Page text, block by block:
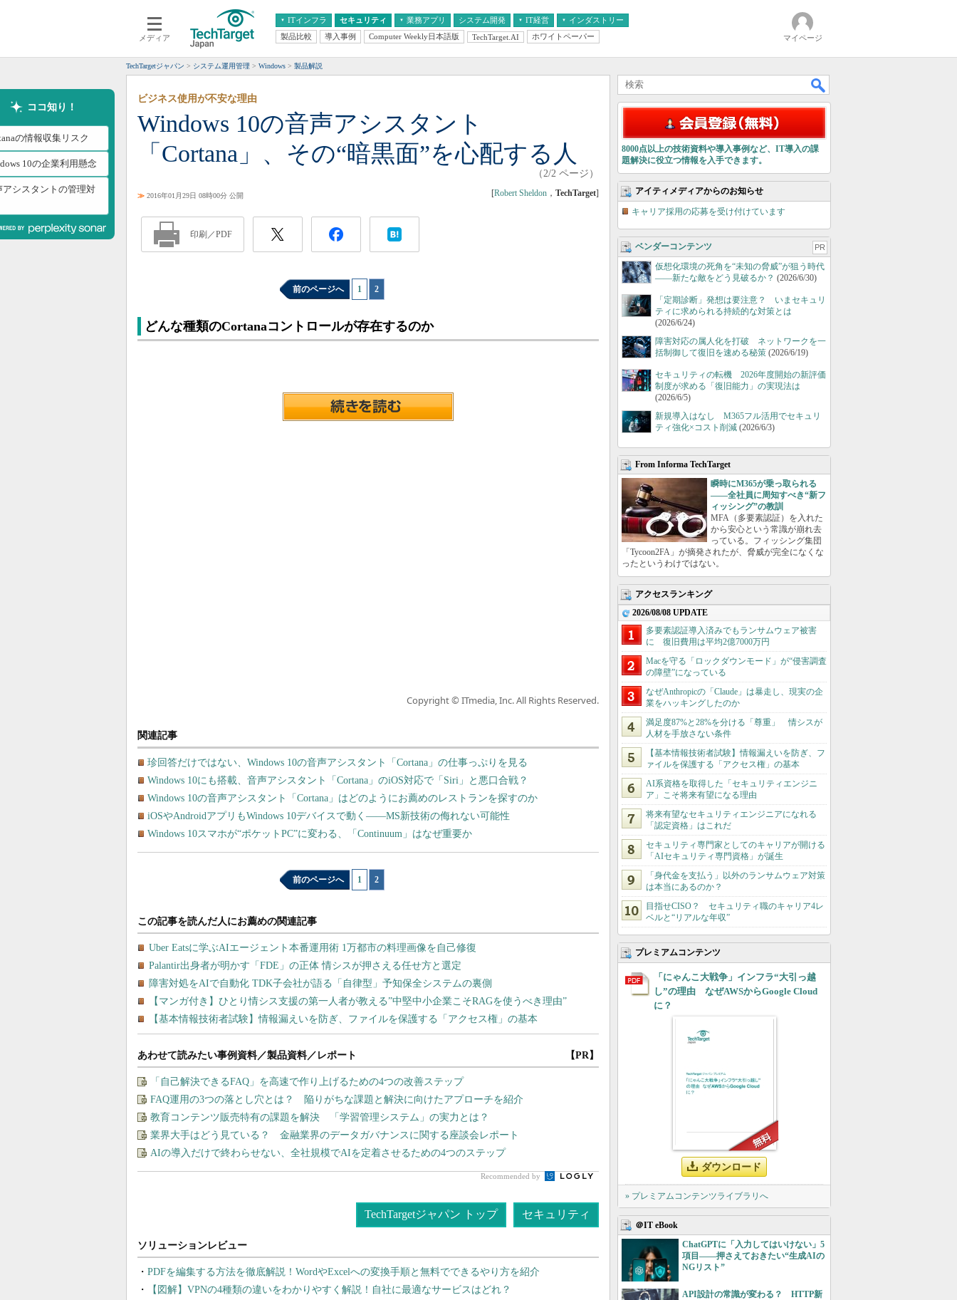
メディア
ITインフラ
クラウド
スマートモバイル
ネットワーク
システム運用管理
セキュリティ 業務アプリ
エンタープライズAI
ERP
情報系システム
システム開発 IT経営
経営とIT
インダストリー
医療IT
製品比較 導入事例 Computer Weekly日本語版 TechTarget.AI ホワイトペーパー マイページ
TechTargetジャパン システム運用管理 Windows 製品解説
ココ知り！
の情報収集リスク
10の企業利用懸念
アシスタントの管理対
Windows 10の音声アシスタント
「Cortana」、その“暗黒面”を心配する人
ビジネス使用が不安な理由
（2/2 ページ）
≫ 2016年01月29日 08時00分 公開 [Robert Sheldon ， TechTarget]
印刷／PDF
前のページへ 1 2
どんな種類のCortanaコントロールが存在するのか
Copyright © ITmedia, Inc. All Rights Reserved.
関連記事
珍回答だけではない、Windows 10の音声アシスタント「Cortana」の仕事っぷりを見る
Windows 10にも搭載、音声アシスタント「Cortana」のiOS対応で「Siri」と悪口合戦？
Windows 10の音声アシスタント「Cortana」はどのようにお薦めのレストランを探すのか
iOSやAndroidアプリもWindows 10デバイスで動く――MS新技術の侮れない可能性
Windows 10スマホが“ポケットPC”に変わる、「Continuum」はなぜ重要か
前のページへ 1 2
あわせて読みたい事例資料／製品資料／レポート 【PR】
「自己解決できるFAQ」を高速で作り上げるための4つの改善ステップ
FAQ運用の3つの落とし穴とは？ 陥りがちな課題と解決に向けたアプローチを紹介
教育コンテンツ販売特有の課題を解決 「学習管理システム」の実力とは？
業界大手はどう見ている？ 金融業界のデータガバナンスに関する座談会レポート
AIの導入だけで終わらせない、全社規模でAIを定着させるための4つのステップ
Recommended by
TechTargetジャパン トップ セキュリティ
PDFを編集する方法を徹底解説！WordやExcelへの変換手順と無料でできるやり方を紹介
【図解】VPNの4種類の違いをわかりやすく解説！自社に最適なサービスはどれ？
8000点以上の技術資料や導入事例など、IT導入の課
題解決に役立つ情報を入手できます。
アイティメディアからのお知らせ
キャリア採用の応募を受け付けています
ベンダーコンテンツ PR
仮想化環境の死角を“未知の脅威”が狙う時代
――新たな敵をどう見破るか？ (2026/6/30)
「定期診断」発想は要注意？ いまセキュリ
ティに求められる持続的な対策とは
(2026/6/24)
障害対応の属人化を打破 ネットワークを一
括制御して復旧を速める秘策 (2026/6/19)
セキュリティの転機 2026年度開始の新評価
制度が求める「復旧能力」の実現法は
(2026/6/5)
新規導入はなし M365フル活用でセキュリ
ティ強化×コスト削減 (2026/6/3)
From Informa TechTarget
瞬時にM365が乗っ取られる
――全社員に周知すべき“新フ
ィッシング”の教訓
MFA（多要素認証）を入れた
から安心という常識が崩れ去
っている。フィッシング集団
「Tycoon2FA」が摘発されたが、脅威が完全になくな
ったというわけではない。
アクセスランキング
2026/08/08 UPDATE
多要素認証導入済みでもランサムウェア被害
に 復旧費用は平均2億7000万円
Macを守る「ロックダウンモード」が“侵害調査
の障壁”になっている
なぜAnthropicの「Claude」は暴走し、現実の企
業をハッキングしたのか
満足度87%と28%を分ける「尊重」 情シスが
人材を手放さない条件
【基本情報技術者試験】情報漏えいを防ぎ、フ
ァイルを保護する「アクセス権」の基本
AI系資格を取得した「セキュリティエンジニ
ア」こそ将来有望になる理由
将来有望なセキュリティエンジニアになれる
「認定資格」はこれだ
セキュリティ専門家としてのキャリアが開ける
「AIセキュリティ専門資格」が誕生
「身代金を支払う」以外のランサムウェア対策
は本当にあるのか？
目指せCISO？ セキュリティ職のキャリア4レ
ベルと“リアルな年収”
プレミアムコンテンツ
「にゃんこ大戦争」インフラ“大引っ越
し”の理由 なぜAWSからGoogle Cloud
に？
ダウンロード
» プレミアムコンテンツライブラリへ
＠IT eBook
ChatGPTに「入力してはいけない」5
項目――押さえておきたい“生成AIの
NGリスト”
API設計の常識が変わる？ HTTP新